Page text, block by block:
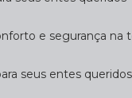
e segurança na
seus entes queridos